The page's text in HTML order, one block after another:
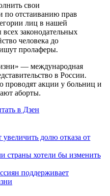
свои
по отстаиванию прав
лиц в нашей
законодательных
человека до
пролаферы.
— международная
в России.
проводят акции у больниц и
аборты.
в Дзен
долю отказа от
страны хотели бы изменить
поддерживает